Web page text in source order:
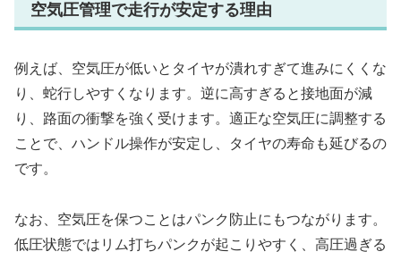
空気圧管理で走行が安定する理由
例えば、空気圧が低いとタイヤが潰れすぎて進みにくくな
り、蛇行しやすくなります。逆に高すぎると接地面が減
り、路面の衝撃を強く受けます。適正な空気圧に調整する
ことで、ハンドル操作が安定し、タイヤの寿命も延びるの
です。
なお、空気圧を保つことはパンク防止にもつながります。
低圧状態ではリム打ちパンクが起こりやすく、高圧過ぎる